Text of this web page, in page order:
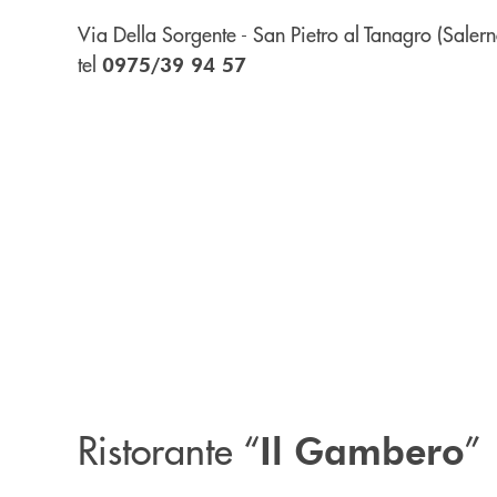
Via Della Sorgente - San Pietro al Tanagro
tel 0975/39 94 57
Ristorante “Il Gambero”